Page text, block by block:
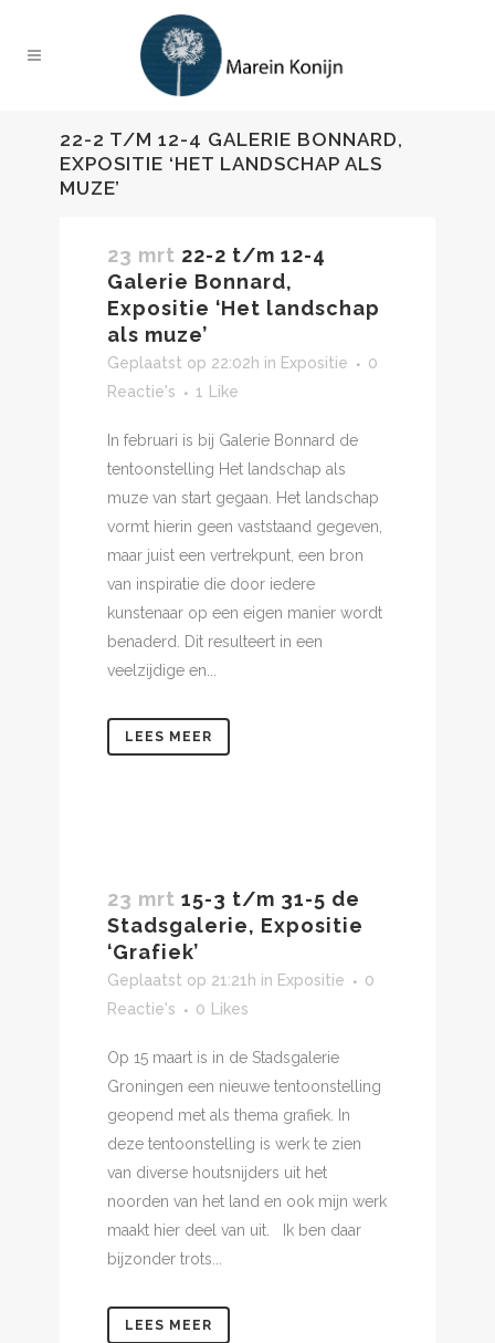
22-2 T/M 12-4 GALERIE BONNARD,
EXPOSITIE ‘HET LANDSCHAP ALS
MUZE’
23 mrt 22-2 t/m 12-4
Galerie Bonnard,
Expositie ‘Het landschap
als muze’
Geplaatst op 22:02h in Expositie
0
Reactie's
1 Like
In februari is bij Galerie Bonnard de
tentoonstelling Het landschap als
muze van start gegaan. Het landschap
vormt hierin geen vaststaand gegeven,
maar juist een vertrekpunt, een bron
van inspiratie die door iedere
kunstenaar op een eigen manier wordt
benaderd. Dit resulteert in een
veelzijdige en...
LEES MEER
23 mrt 15-3 t/m 31-5 de
Stadsgalerie, Expositie
‘Grafiek’
Geplaatst op 21:21h in Expositie
0
Reactie's
0 Likes
Op 15 maart is in de Stadsgalerie
Groningen een nieuwe tentoonstelling
geopend met als thema grafiek. In
deze tentoonstelling is werk te zien
van diverse houtsnijders uit het
noorden van het land en ook mijn werk
maakt hier deel van uit. Ik ben daar
bijzonder trots...
LEES MEER